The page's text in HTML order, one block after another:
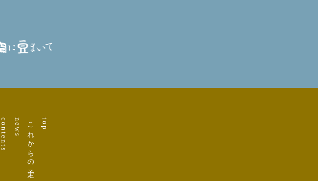
top
これからの予定
news
contents